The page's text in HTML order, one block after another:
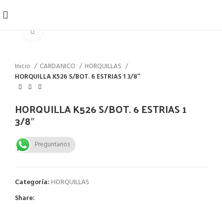
Inicio CARDANICO
HORQUILLAS
HORQUILLA K526 S/BOT. 6 ESTRIAS 1 3/8″
HORQUILLA K526 S/BOT. 6 ESTRIAS 1
3/8″
Preguntanos
Categoría: HORQUILLAS
Share: